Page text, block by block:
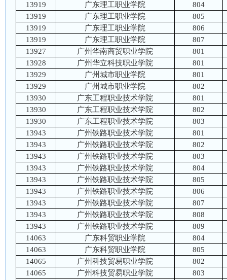
13919
广东理工职业学院
804
13919
广东理工职业学院
805
13919
广东理工职业学院
806
13919
广东理工职业学院
807
13927
广州华南商贸职业学院
801
13928
广州华立科技职业学院
801
13929
广州城市职业学院
801
13929
广州城市职业学院
802
13930
广东工程职业技术学院
801
13930
广东工程职业技术学院
802
13930
广东工程职业技术学院
803
13943
广州铁路职业技术学院
801
13943
广州铁路职业技术学院
802
13943
广州铁路职业技术学院
803
13943
广州铁路职业技术学院
804
13943
广州铁路职业技术学院
805
13943
广州铁路职业技术学院
806
13943
广州铁路职业技术学院
807
13943
广州铁路职业技术学院
808
13943
广州铁路职业技术学院
809
14063
广东科贸职业学院
804
14063
广东科贸职业学院
805
14065
广州科技贸易职业学院
802
14065
广州科技贸易职业学院
803